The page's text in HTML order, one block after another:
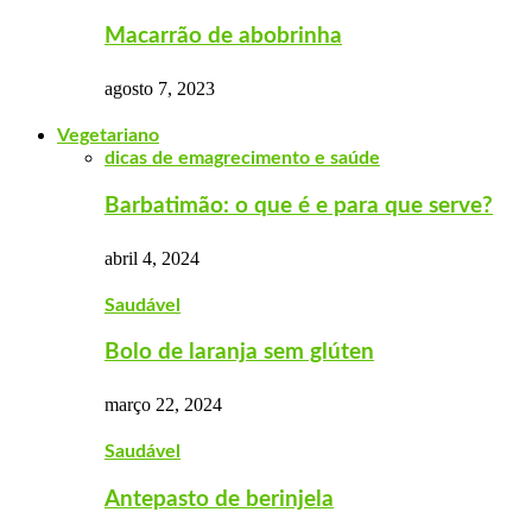
Macarrão de abobrinha
agosto 7, 2023
Vegetariano
dicas de emagrecimento e saúde
Barbatimão: o que é e para que serve?
abril 4, 2024
Saudável
Bolo de laranja sem glúten
março 22, 2024
Saudável
Antepasto de berinjela